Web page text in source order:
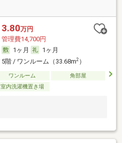
3.80万円
管理費14,700円
1ヶ月
1ヶ月
5階 / ワンルーム（33.68m2）
ワンルーム
角部屋
室内洗濯機置き場